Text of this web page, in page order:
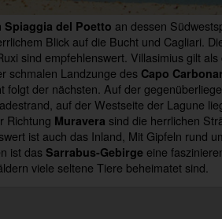
Spiaggia del Poetto an dessen
Blick auf die Bucht und Cagliari.
sind empfehlenswert. Villasimius gilt als
schmalen Landzunge des Capo
der nächsten. Auf der
auf der Westseite der Lagune
Richtung Muravera sind die herrlichen
ist auch das Inland, Mit Gipfeln rund
ist das Sarrabus-Gebirge eine
viele seltene Tiere beheimatet sind.